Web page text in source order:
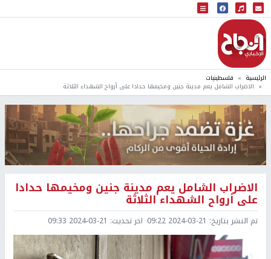
البث المباشر
إذاعة النجاح
الرئيسية فلسطينيات
الاضراب الشامل يعم مدينة جنين ومخيمها حدادا على أرواح الشهداء الثلاثة
الاضراب الشامل يعم مدينة جنين ومخيمها حدادا
على أرواح الشهداء الثلاثة
تم النشر بتاريخ: 2024-03-21 09:22 اخر تحديث: 2024-03-21 09:33